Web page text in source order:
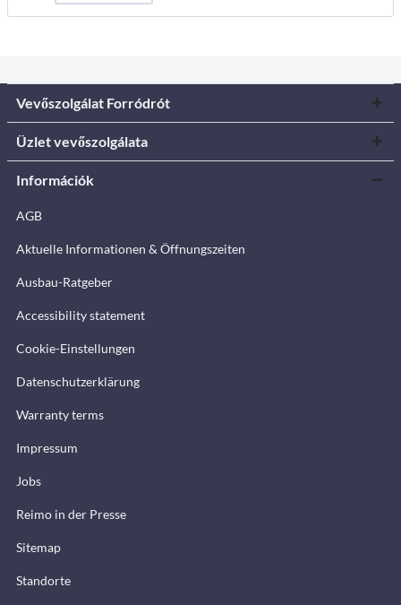
Vevőszolgálat Forródrót
Üzlet vevőszolgálata
Információk
AGB
Aktuelle Informationen & Öffnungszeiten
Ausbau-Ratgeber
Accessibility statement
Cookie-Einstellungen
Datenschutzerklärung
Warranty terms
Impressum
Jobs
Reimo in der Presse
Sitemap
Standorte